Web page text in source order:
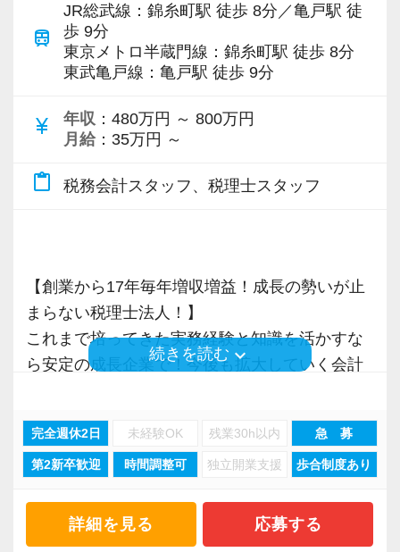
会社の良いところは“温かさ”があります。
お客様に対しても、仲間に対しても、アットホ
チームで動いているので、わからないことや困
ったことの相談先にも迷わず、何でもすぐに聞
くことができて安心です。
お客様からの「ありがとう」が、最大のやりが
いになります！
はじめての仕事には不安もあるかもしれません
待ちしています！
consulting.com/recruit/environment/benefits）
【成長のための5つのこだわりを大事にしていま
仕事をする上では5つのこだわり「クイックレス
ポンス・プラス思考・有言実行・他責禁止・気
配り」を掲げ、一人ひとりが実行しています。
【求職者へのメッセージ】
異業種からの転職者が多く、銀行員・営業・保
険外交員・経理・事務などユニークな職歴を持
と。
未経験のオフィスワークでも前向きに取り組み
で悩まずにどんどん聞ける人は、ぐんぐん成長
できるはずです。
【ITシステム完備で効率よく業務をこなせま
代表が作業環境にも気を配っており、デュアル
モニターを全席設置。
入力もAI-OCRを使用して、業務効率化とペーパ
ーレス化を進めています。kintoneや
せます。
ぜひ体験してください！
【明確なキャリアパスで成長をバックアップし
められる業務レベルや役割を明確にしていま
す。目標設定がしやすく、成長を実感しながら
昇級は年に2回の自己申請制で何度でもチャレン
ジできます。
きく力を発揮できる存在でありたいと考えてい
ます。ご紹介案件が7割を超えているのも、そう
いった私たちの姿勢がお客様から評価されてい
今後もお客様に満足していただけるようにスキ
ルの向上を目指し、税務のプロとして高い信頼
の道を私たちと一緒に歩んでみませんか？
【目指すは“大家族のような会社”明るく楽しく一
緒に働ける方を求めています】
実践型インターンは成⻑性を重視していて、や
りがいを持てることとステップアップできるこ
将来会計事務所で活躍したい熱い想いのある
方、お待ちしています！
います。
専門Webサイトを10サイト以上運営しており、
各オフィスに国税OB税理士が在籍しているの
で、税務調査にも精通しています。
そのため、全拠点でスタッフの増員に力を入れ
ており、さらなるサービス品質の向上を目指し
ています。
取得しました。
「職場環境改善宣言企業」と「経営労務診断実
い環境づくりを積極的に推進していきます。
長く安心して働ける環境を用意してお待ちして
train
JR総武線：錦糸町駅 徒歩 8分／亀戸駅 徒
歩 9分
東京メトロ半蔵門線：錦糸町駅 徒歩 8分
東武亀戸線：亀戸駅 徒歩 9分
currency_yen 年収 ：480万円 ～ 800万円
月給 ：35万円 ～
content_paste 税務会計スタッフ、税理士スタッフ
【創業から17年毎年増収増益！成長の勢いが止
まらない税理士法人！】
これまで培ってきた実務経験と知識を活かすな
ら安定の成長企業で！今後も拡大していく会計
現在当社では「渋谷」「新宿」「錦糸町」
ます。
2021年6月に「渋谷オフィス」を新設し、その
続きを読む keyboard_arrow_down
完全週休2日 未経験OK 残業30h以内 急 募
第2新卒歓迎 時間調整可 独立開業支援 歩合制度あり
詳細を見る 応募する